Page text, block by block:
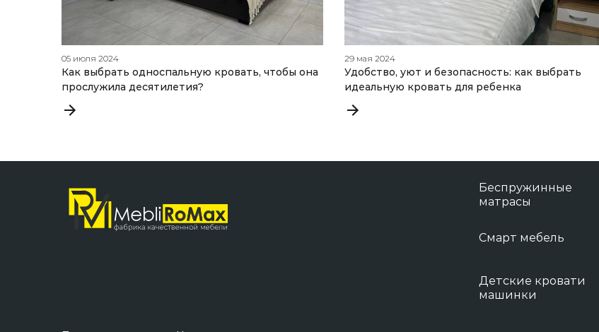
05 июля 2024
Как выбрать односпальную кровать, чтобы она
прослужила десятилетия?
29 мая 2024
Удобство, уют и безопасность: как выбрать
идеальную кровать для ребенка
Беспружинные
матрасы
Смарт мебель
Детские кровати
машинки